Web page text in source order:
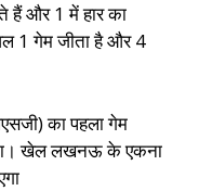
हैं और 1 में हार का
1 गेम जीता है और 4
का पहला गेम
खेल लखनऊ के एकना